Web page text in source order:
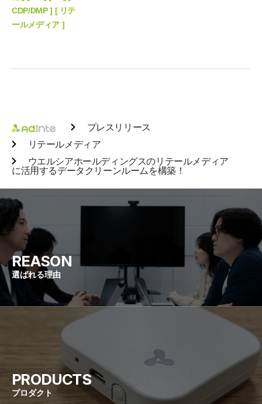
CDP/DMP ] [ リテ
ールメディア ]
プレスリリース
リテールメディア
ウエルシアホールディングスのリテールメディア
に活用するデータクリーンルームを構築！
選ばれる理由
REASON
プロダクト
PRODUCTS